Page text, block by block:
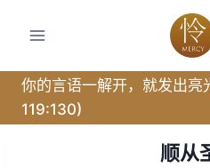
你的言语一解开，就发出亮
119:130)
顺从